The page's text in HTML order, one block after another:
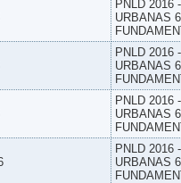
PNLD 2016
URBANAS
PNLD 2016
URBANAS
PNLD 2016
URBANAS
PNLD 2016
URBANAS